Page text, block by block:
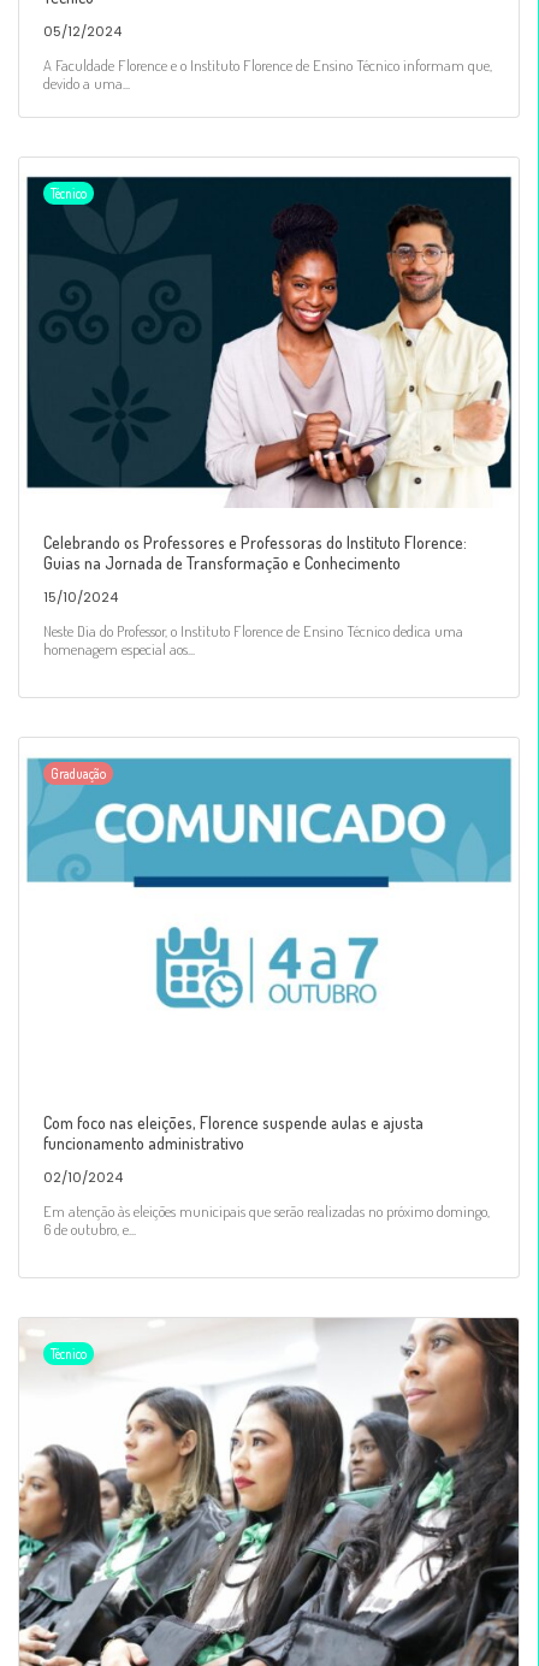
05/12/2024
A Faculdade Florence e o Instituto Florence de Ensino Técnico informam que,
devido a uma...
Técnico
Celebrando os Professores e Professoras do Instituto Florence:
Guias na Jornada de Transformação e Conhecimento
15/10/2024
Neste Dia do Professor, o Instituto Florence de Ensino Técnico dedica uma
homenagem especial aos...
Graduação
Com foco nas eleições, Florence suspende aulas e ajusta
funcionamento administrativo
02/10/2024
Em atenção às eleições municipais que serão realizadas no próximo domingo,
6 de outubro, e...
Técnico